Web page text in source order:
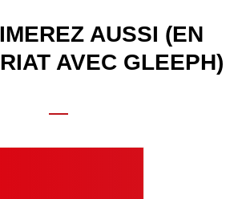
AUSSI (EN
AVEC GLEEPH)